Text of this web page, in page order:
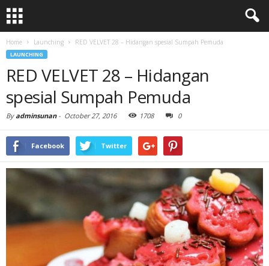
Home Launching RED VELVET 28 – Hidangan spesial Sumpah Pemuda
LAUNCHING
RED VELVET 28 – Hidangan
spesial Sumpah Pemuda
Byadminsunan- October 27, 2016 1708 0
Facebook Twitter